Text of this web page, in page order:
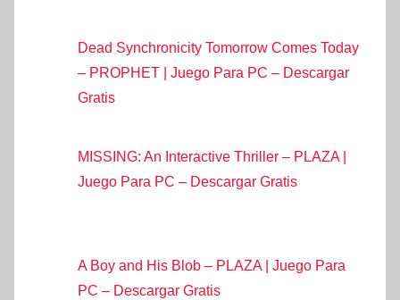
Dead Synchronicity Tomorrow Comes Today
– PROPHET | Juego Para PC – Descargar
Gratis
MISSING: An Interactive Thriller – PLAZA |
Juego Para PC – Descargar Gratis
A Boy and His Blob – PLAZA | Juego Para
PC – Descargar Gratis